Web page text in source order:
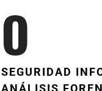
O
SEGURIDAD
ANÁLISIS